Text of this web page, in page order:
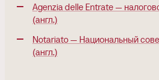
Agenzia delle Entrate —
(англ.)
Notariato — Национальный
(англ.)